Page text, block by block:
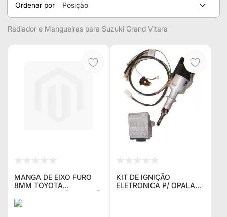
Ordenar por Posição
Radiador e Mangueiras para Suzuki Grand Vitara
MANGA DE EIXO FURO
8MM TOYOTA
BANDEIRANTE (KPT-553)
(Nº ORIGINAL 43431-
98001)
KIT DE IGNIÇÃO
ELETRONICA P/ OPALA